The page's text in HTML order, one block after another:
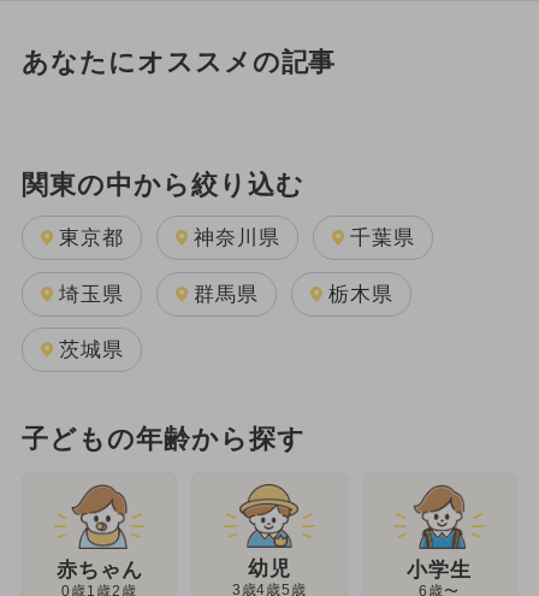
あなたにオススメの記事
関東の中から絞り込む
東京都 神奈川県 千葉県
埼玉県 群馬県 栃木県
茨城県
子どもの年齢から探す
赤ちゃん
0歳1歳2歳
幼児
3歳4歳5歳
小学生
6歳〜